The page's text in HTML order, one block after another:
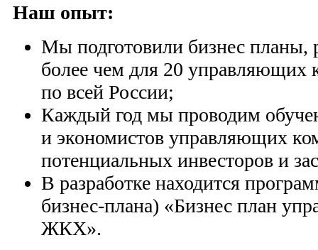
Наш опыт:
Мы подготовили бизнес планы,
более чем для 20
по всей России;
Каждый год мы проводим
и экономистов управляющих
потенциальных инвесторов и
В разработке находится
бизнес-плана) «Бизнес план
ЖКХ».